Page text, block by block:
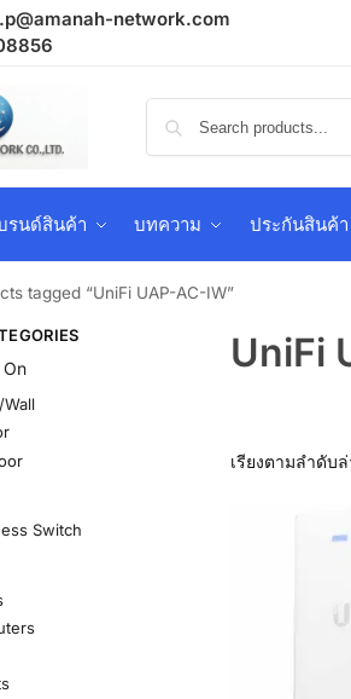
network.com
รนด์สินค้า บทความ ประกันสินค้า
tagged “UniFi UAP-AC-IW”
UniFi
Switch